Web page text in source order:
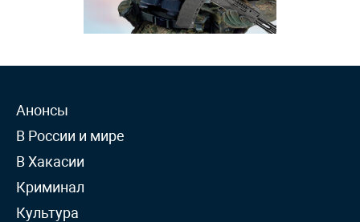
Анонсы
В России и мире
В Хакасии
Криминал
Культура